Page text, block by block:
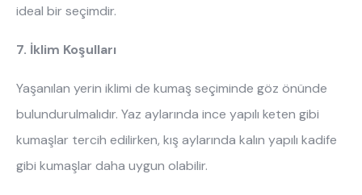
ideal bir seçimdir.
7. İklim Koşulları
Yaşanılan yerin iklimi de kumaş seçiminde göz önünde
bulundurulmalıdır. Yaz aylarında ince yapılı keten gibi
kumaşlar tercih edilirken, kış aylarında kalın yapılı kadife
gibi kumaşlar daha uygun olabilir.